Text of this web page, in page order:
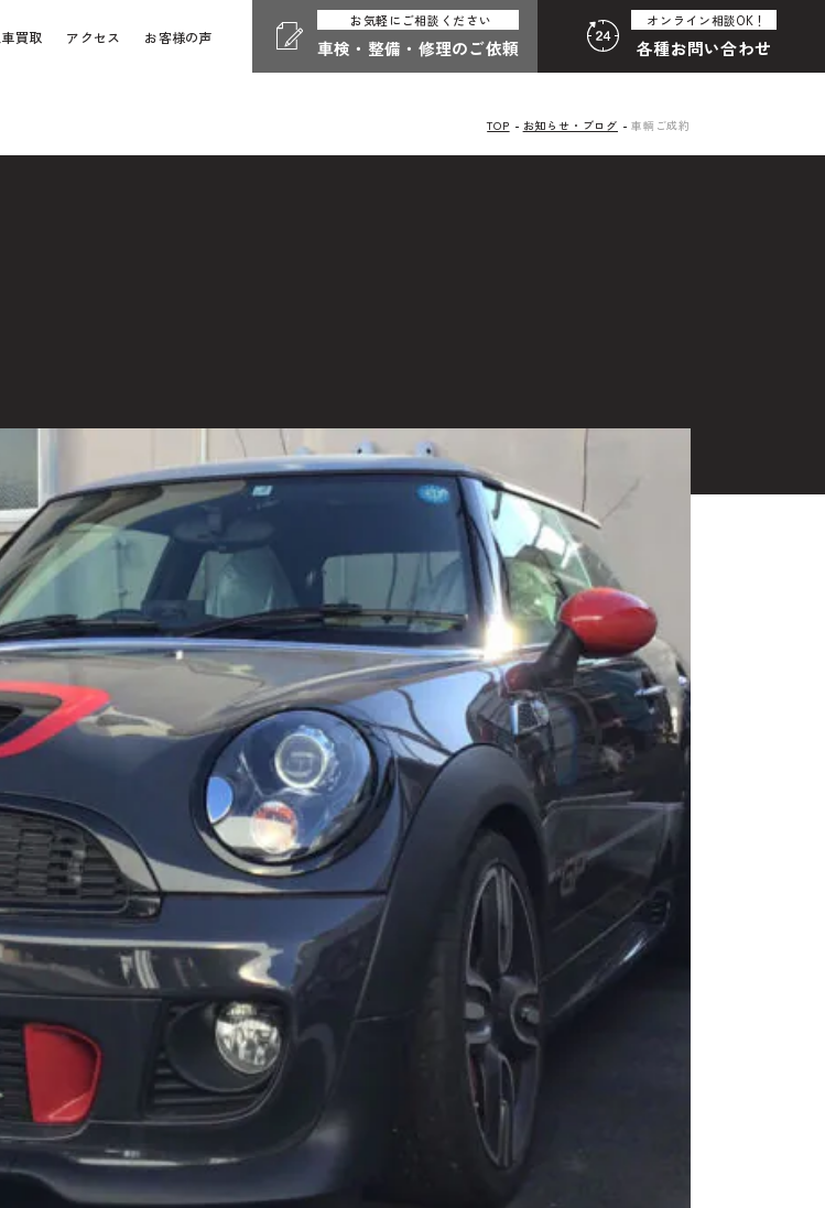
買取 アクセス お客様の声
電話受付時間 10:00 - 18:30（月曜定休）
中古車探しのご依頼・レンタカーのご相談
どのご連絡方法意外にも、オンラインでのご相談も可能です。
ォームにて、オンラインでのご連絡をご希望ください。
Close
お気軽にご相談ください
車検・整備・ 修理のご依頼
オンライン相談OK！
各種お問い合わせ
TOP お知らせ・ブログ 車輌ご成約